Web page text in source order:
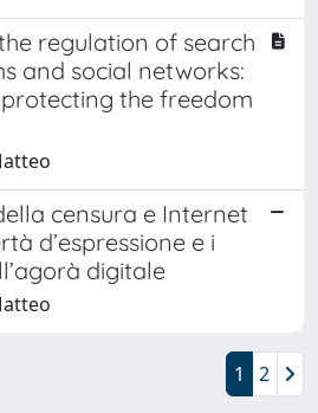
regulation of search
and social networks:
the freedom
censura e Internet
d’espressione e i
digitale
1 2